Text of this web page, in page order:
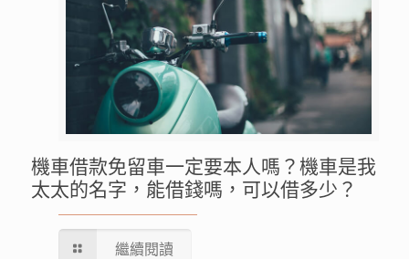
機車借款免留車一定要本人嗎？機車是我
太太的名字，能借錢嗎，可以借多少？
繼續閱讀